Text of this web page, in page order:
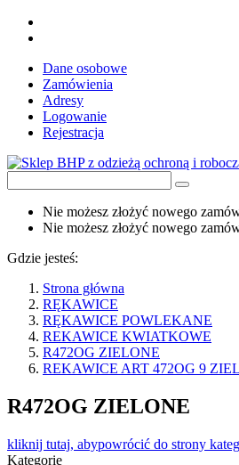
Dane osobowe
Zamówienia
Adresy
Logowanie
Rejestracja
Nie możesz złożyć nowego
Nie możesz złożyć nowego
Gdzie jesteś:
Strona główna
RĘKAWICE
RĘKAWICE POWLEKANE
REKAWICE KWIATKOWE
R472OG ZIELONE
REKAWICE ART 472OG 9
R472OG ZIELONE
kliknij tutaj, abypowrócić do strony
Kategorie